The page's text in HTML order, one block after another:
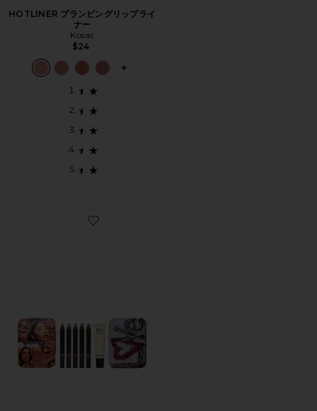
HOTLINER プランピングリップライ
ナー
Kosas
$24
PLUS ICON TO SEE MORE OPTIONS
Favorite NUDE LOVE LIP PALETTE リップパレット